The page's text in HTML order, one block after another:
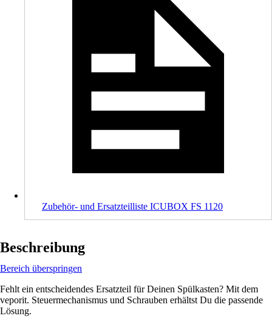
Zubehör- und Ersatzteilliste ICUBOX FS 1120
Beschreibung
Bereich überspringen
Fehlt ein entscheidendes Ersatzteil für Deinen Spülkasten? Mit dem
veporit. Steuermechanismus und Schrauben erhältst Du die passende
Lösung.